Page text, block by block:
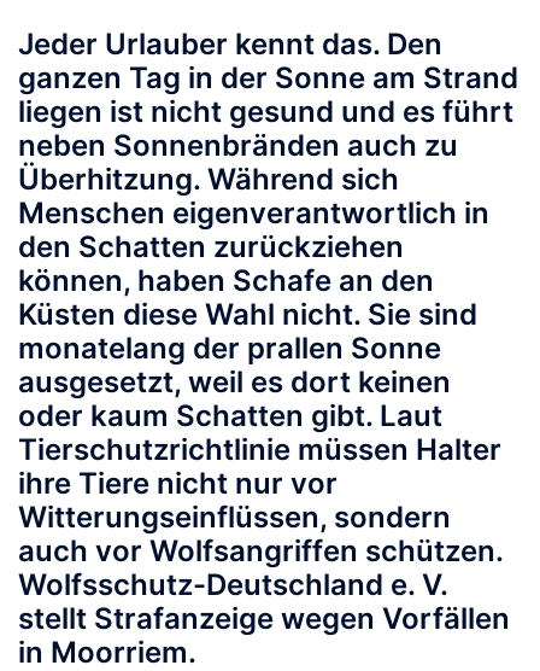
Jeder Urlauber kennt das. Den
ganzen Tag in der Sonne am Strand
liegen ist nicht gesund und es führt
neben Sonnenbränden auch zu
Überhitzung. Während sich
Menschen eigenverantwortlich in
den Schatten zurückziehen
können, haben Schafe an den
Küsten diese Wahl nicht. Sie sind
monatelang der prallen Sonne
ausgesetzt, weil es dort keinen
oder kaum Schatten gibt. Laut
Tierschutzrichtlinie müssen Halter
ihre Tiere nicht nur vor
Witterungseinflüssen, sondern
auch vor Wolfsangriffen schützen.
Wolfsschutz-Deutschland e. V.
stellt Strafanzeige wegen Vorfällen
in Moorriem.